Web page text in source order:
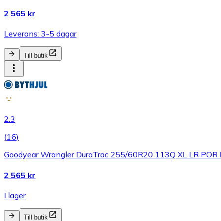
2 565 kr
Leverans: 3-5 dagar
Till butik
2.3
(16)
Goodyear Wrangler DuraTrac 255/60R20 113Q XL LR POR
2 565 kr
I lager
Till butik